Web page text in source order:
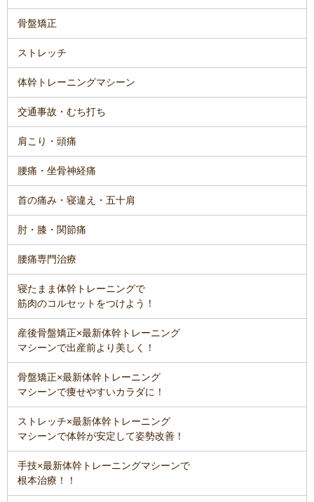
骨盤矯正
ストレッチ
体幹トレーニングマシーン
交通事故・むち打ち
肩こり・頭痛
腰痛・坐骨神経痛
首の痛み・寝違え・五十肩
肘・膝・関節痛
腰痛専門治療
寝たまま体幹トレーニングで
筋肉のコルセットをつけよう！
産後骨盤矯正×最新体幹トレーニング
マシーンで出産前より美しく！
骨盤矯正×最新体幹トレーニング
マシーンで痩せやすいカラダに！
ストレッチ×最新体幹トレーニング
マシーンで体幹が安定して姿勢改善！
手技×最新体幹トレーニングマシーンで
根本治療！！